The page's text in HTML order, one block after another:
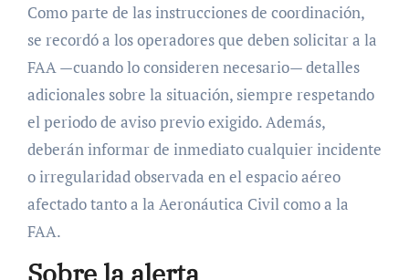
Como parte de las instrucciones de coordinación,
se recordó a los operadores que deben solicitar a la
FAA —cuando lo consideren necesario— detalles
adicionales sobre la situación, siempre respetando
el periodo de aviso previo exigido. Además,
deberán informar de inmediato cualquier incidente
o irregularidad observada en el espacio aéreo
afectado tanto a la Aeronáutica Civil como a la
FAA.